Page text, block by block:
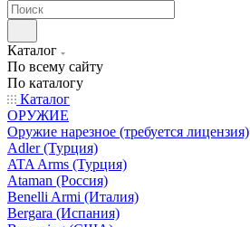
Каталог
По всему сайту
По каталогу
Каталог
ОРУЖИЕ
Оружие нарезное (требуется лицензия)
Adler (Турция)
ATA Arms (Турция)
Ataman (Россия)
Benelli Armi (Италия)
Bergara (Испания)